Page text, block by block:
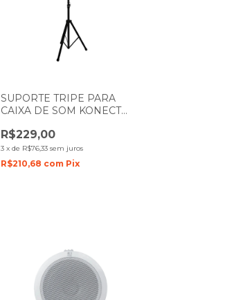
SUPORTE TRIPE PARA
CAIXA DE SOM KONECT
R$229,00
3 x de R$76,33 sem juros
R$210,68 com Pix